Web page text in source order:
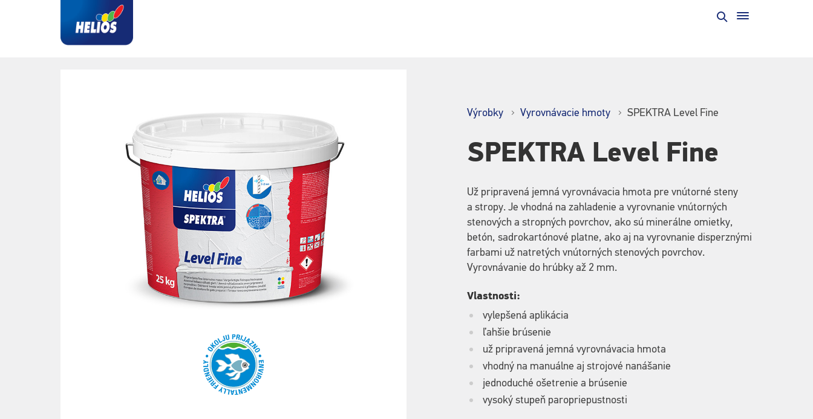
Výrobky Vyrovnávacie hmoty SPEKTRA Level Fine
SPEKTRA Level Fine
Už pripravená jemná vyrovnávacia hmota pre vnútorné steny
a stropy. Je vhodná na zahladenie a vyrovnanie vnútorných
stenových a stropných povrchov, ako sú minerálne omietky,
betón, sadrokartónové platne, ako aj na vyrovnanie disperznými
farbami už natretých vnútorných stenových povrchov.
Vyrovnávanie do hrúbky až 2 mm.
Vlastnosti:
vylepšená aplikácia
ľahšie brúsenie
už pripravená jemná vyrovnávacia hmota
vhodný na manuálne aj strojové nanášanie
jednoduché ošetrenie a brúsenie
vysoký stupeň paropriepustnosti